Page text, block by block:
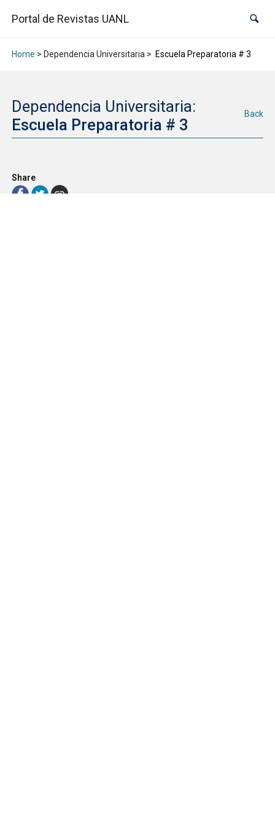
Portal de Revistas UANL
Home > Dependencia Universitaria > Escuela Preparatoria # 3
Dependencia Universitaria:
Escuela Preparatoria # 3
Back
Share